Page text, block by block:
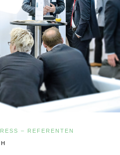
– REFERENTEN